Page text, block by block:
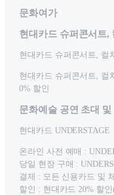
문화여가
현대카드 슈퍼콘서트,
현대카드 슈퍼콘서트, 컬
현대카드 슈퍼콘서트, 컬
0% 할인
문화예술 공연 초대
현대카드 UNDERSTAGE
온라인 사전 예매 :
당일 현장 구매 :
결제 : 모든 신용카드 및
할인 : 현대카드 20% 할